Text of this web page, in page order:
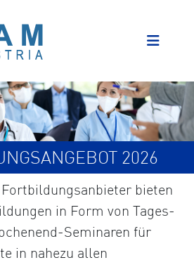
2026
bieten
in Form von Tages-
Seminaren für
in nahezu allen